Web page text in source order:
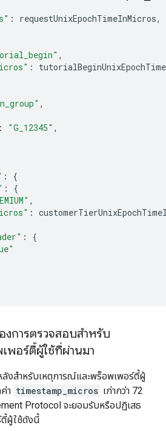
: requestUnixEpochTimeInMicros,
,
:
,
: "G_12345" ,
:
{
:
{
,
:
:
{
การตรวจสอบสําหรับ
พอร์ตี้ผู้ใช้ที่ผ่านมา
งสําหรับเหตุการณ์และพร็อพเพอร์ตี้ผู้
า timestamp_micros เก่ากว่า 72
Protocol จะยอมรับหรือปฏิเสธ
ผู้ใช้ดังนี้